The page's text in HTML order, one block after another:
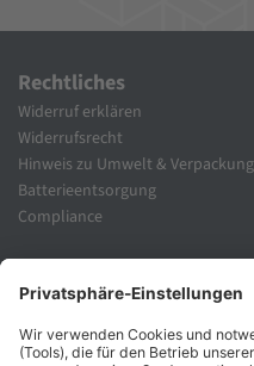
Rechtliches
Widerruf erklären
Widerrufsrecht
Hinweis zu Umwelt & Verpackung
Batterieentsorgung
Compliance
Unternehmen
Karriere